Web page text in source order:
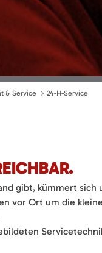
& Service 24-H-Service
gibt, kümmert
vor Ort um die